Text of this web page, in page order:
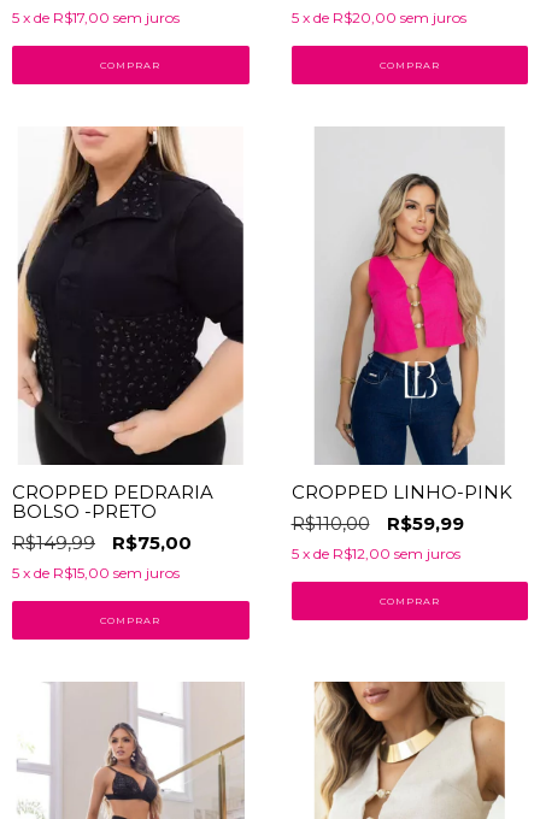
5 x de R$17,00 sem juros
COMPRAR
5 x de R$20,00 sem juros
COMPRAR
CROPPED PEDRARIA
BOLSO -PRETO
R$149,99
R$75,00
5 x de R$15,00 sem juros
COMPRAR
CROPPED LINHO-PINK
R$110,00
R$59,99
5 x de R$12,00 sem juros
COMPRAR